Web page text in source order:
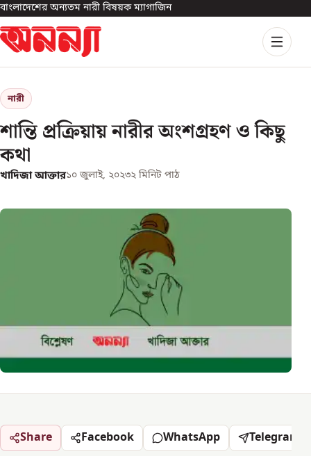
বাংলাদেশের অন্যতম নারী বিষয়ক ম্যাগাজিন
নারী
শান্তি প্রক্রিয়ায় নারীর অংশগ্রহণ ও কিছু
কথা
খাদিজা আক্তার১০ জুলাই, ২০২৩২ মিনিট পাঠ
Share Facebook WhatsApp Telegram